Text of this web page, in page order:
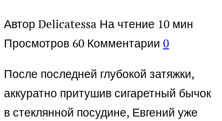
Автор Delicatessa На чтение 10 мин
Просмотров 60 Комментарии 0
После последней глубокой затяжки,
аккуратно притушив сигаретный бычок
в стеклянной посудине, Евгений уже